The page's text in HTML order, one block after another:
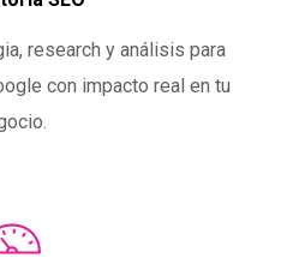
research y análisis para
con impacto real en tu